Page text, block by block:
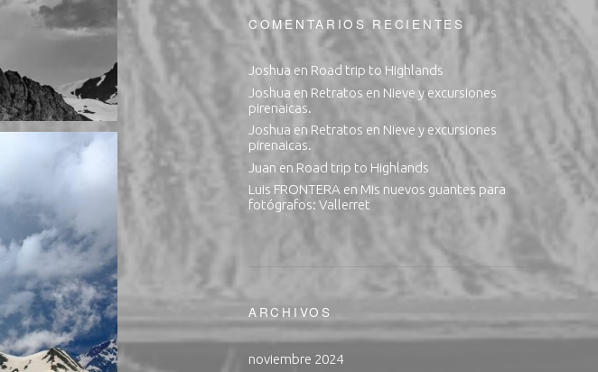
COMENTARIOS RECIENTES
Joshua en Road trip to Highlands
Joshua en Retratos en Nieve y excursiones
pirenaicas.
Joshua en Retratos en Nieve y excursiones
pirenaicas.
Juan en Road trip to Highlands
Luis FRONTERA en Mis nuevos guantes para
fotógrafos: Vallerret
ARCHIVOS
noviembre 2024